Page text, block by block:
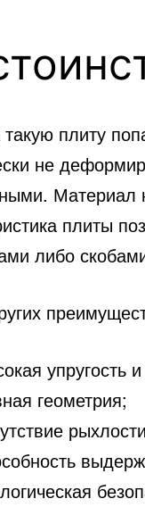
плиту
не
Материал
плиты
либо
упругость
геометрия;